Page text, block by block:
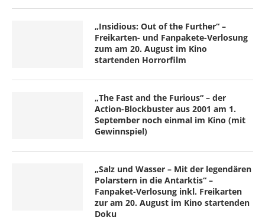
„Insidious: Out of the Further“ –
Freikarten- und Fanpakete-Verlosung
zum am 20. August im Kino
startenden Horrorfilm
„The Fast and the Furious“ – der
Action-Blockbuster aus 2001 am 1.
September noch einmal im Kino (mit
Gewinnspiel)
„Salz und Wasser – Mit der legendären
Polarstern in die Antarktis“ –
Fanpaket-Verlosung inkl. Freikarten
zur am 20. August im Kino startenden
Doku